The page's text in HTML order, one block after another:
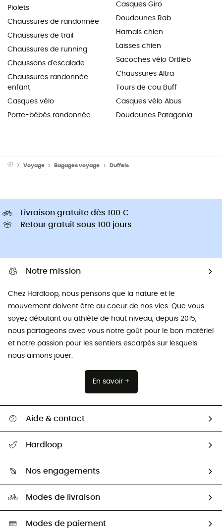
Piolets
Chaussures de randonnée
Chaussures de trail
Chaussures de running
Chaussons d'escalade
Chaussures randonnée
enfant
Casques vélo
Porte-bébés randonnée
Casques Giro
Doudounes Rab
Harnais chien
Laisses chien
Sacoches vélo Ortlieb
Chaussures Altra
Tours de cou Buff
Casques vélo Abus
Doudounes Patagonia
Voyage Bagages voyage Duffels
Livraison gratuite dès 100 €
Retour gratuit sous 100 jours
Notre mission
Chez Hardloop, nous pensons que la nature et le
mouvement doivent être au coeur de nos vies. Que vous
soyez débutant ou athlète de haut niveau, depuis 2015,
nous partageons avec vous notre goût pour le bon matériel
et notre passion pour les sentiers escarpés sur lesquels
nous aimons jouer.
En savoir +
Aide & contact
Retour & remboursement
Guide des tailles
Seconde Main
Aide & Contact
Hardloop
HardGuides
Nos engagements
Sélection éco-responsable
Modes de livraison
Modes de paiement